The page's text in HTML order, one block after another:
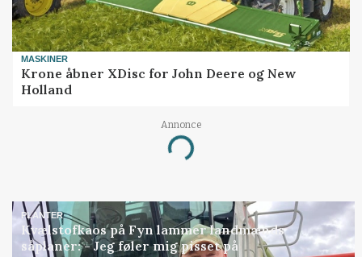
MASKINER
Krone åbner XDisc for John Deere og New
Holland
Annonce
Loading...
PLANTER
Kvælstofkaos på Fyn lammer landmænds
såplaner: - Jeg føler mig pisset på